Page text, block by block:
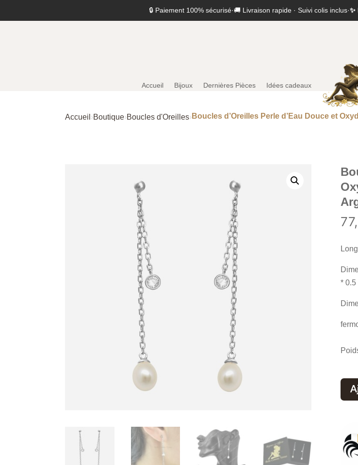
🔒 Paiement 100% sécurisé·🚚 Livraison rapide · Suivi colis inclus·
Accueil Bijoux Dernières Pièces Idées cadeaux
Accueil ›Boutique›Boucles d'Oreilles› Boucles d’Oreilles Perle d’Eau Douce et
* 0.5